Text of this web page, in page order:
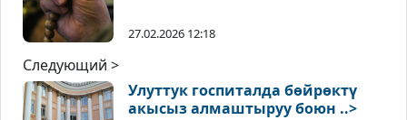
27.02.2026 12:18
Следующий >
Улуттук госпиталда бөйрөктү
акысыз алмаштыруу боюн ..>